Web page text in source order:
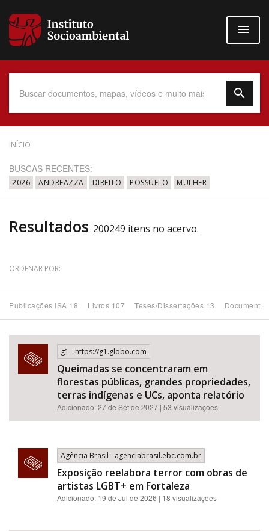
para
conteúdo
Data do Documento
Até
Povo Indígena
Subtema
Área de Levantamento
Área Protegida
BUSCAR
INÍCIO
BUSCAS RECENTES:
2026 ANDREAZZA DIREITO POSSUELO MULHER
Resultados 200249 itens no acervo.
ORDENAR POR:
Publicações ISA 18 Livros 107 Teses/Dissertações 13
g1 - https://g1.globo.com
Queimadas se concentraram em
florestas públicas, grandes propriedades,
terras indígenas e UCs, aponta relatório
Adicionado: 27 de Set de 2027 | 53 visualizações
Agência Brasil - agenciabrasil.ebc.com.br
Exposição reelabora terror com obras de
artistas LGBT+ em Fortaleza
Adicionado: 19 de Jul de 2026 | 18 visualizações